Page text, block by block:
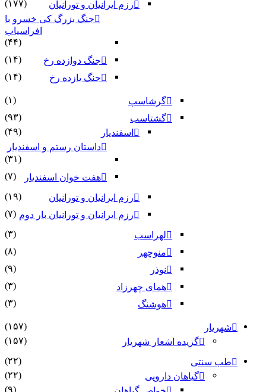
رزم ایرانیان و تورانیان
(۱۷۷)
جنگ بزرگ کی خسرو با
افراسیاب
(۴۴)
جنگ دوازده رخ
(۱۴)
جنگ یازده رخ
(۱۴)
گرشاسپ
(۱)
گشتاسب
(۹۳)
اسفندیار
(۴۹)
داستان رستم و اسفندیار
(۳۱)
هفت خوان اسفندیار
(۷)
رزم ایرانیان و تورانیان
(۱۹)
رزم ایرانیان و تورانیان بار دوم (۷)
لهراسب
(۳)
منوچهر
(۸)
نوذر
(۹)
هماى چهرزاد
(۳)
هوشنگ
(۳)
شهریار
(۱۵۷)
گزیده اشعار شهریار
(۱۵۷)
طب سنتی
(۲۲)
گیاهان دارویی
(۲۲)
(۹)